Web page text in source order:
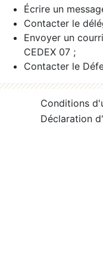
Écrire un
Contacter le
Envoyer un
CEDEX 07 ;
Contacter le
Conditions
Déclaration